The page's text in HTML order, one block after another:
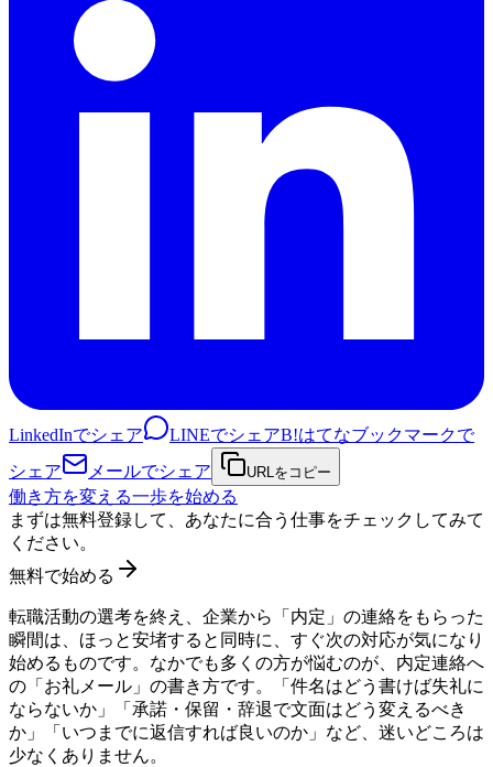
LinkedInでシェア LINEでシェアB!はてなブックマークで
シェア
メールでシェア URLをコピー
働き方を変える一歩を始める
まずは無料登録して、あなたに合う仕事をチェックしてみて
ください。
無料で始める
転職活動の選考を終え、企業から「内定」の連絡をもらった
瞬間は、ほっと安堵すると同時に、すぐ次の対応が気になり
始めるものです。なかでも多くの方が悩むのが、内定連絡へ
の「お礼メール」の書き方です。「件名はどう書けば失礼に
ならないか」「承諾・保留・辞退で文面はどう変えるべき
か」「いつまでに返信すれば良いのか」など、迷いどころは
少なくありません。